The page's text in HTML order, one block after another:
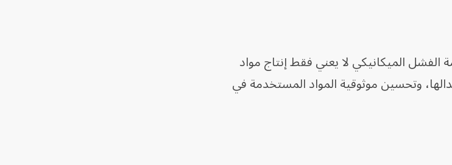
الميكانيكي لا يعني فقط إنتاج مواد
وتحسين موثوقية المواد المستخدمة في